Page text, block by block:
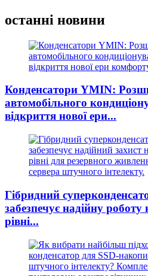
останні новини
Конденсатори YMIN:
автомобільного
відкриття нової ери...
Гібридний
забезпечує надійну роботу
рівні...